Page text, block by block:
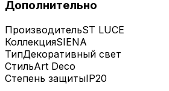
Дополнительно
ПроизводительST LUCE
КоллекцияSIENA
ТипДекоративный свет
СтильArt Deco
Степень защитыIP20